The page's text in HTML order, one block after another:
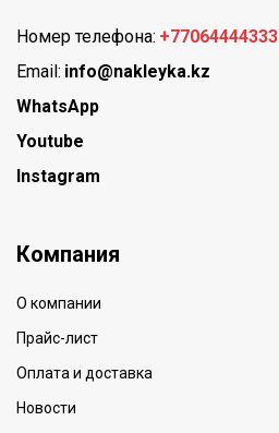
Номер телефона: +77064444333
Email: info@nakleyka.kz
WhatsApp
Youtube
Instagram
Компания
О компании
Прайс-лист
Оплата и доставка
Новости